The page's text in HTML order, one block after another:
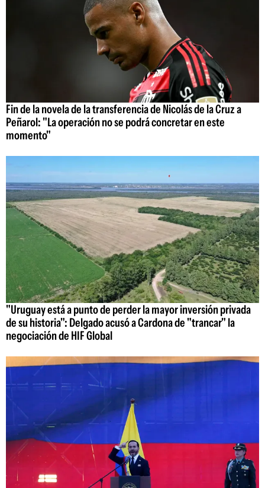
Fin de la novela de la transferencia de Nicolás de la Cruz a
Peñarol: "La operación no se podrá concretar en este
momento"
"Uruguay está a punto de perder la mayor inversión privada
de su historia": Delgado acusó a Cardona de "trancar" la
negociación de HIF Global